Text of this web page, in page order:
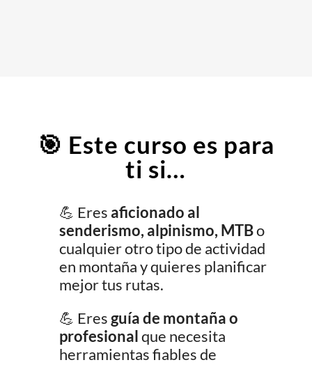
🎯 Este curso es para
ti si…
💪 Eres aficionado al
senderismo, alpinismo, MTBo
cualquier otro tipo de actividad
en montaña y quieres planificar
mejor tus rutas.
💪 Eres guía de montaña o
profesionalque necesita
herramientas fiables de